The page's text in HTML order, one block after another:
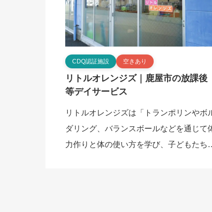
CDQ認証施設 空きあり
リトルオレンジズ｜鹿屋市の放課後
等デイサービス
リトルオレンジズは「トランポリンやボ
ダリング、バランスボールなどを通じて
力作りと体の使い方を学び、子どもたち